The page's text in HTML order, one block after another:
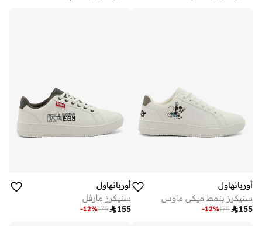
أوربانهاول
سنيكرز بنمط ميكي ماوس
155
175
-12%
أوربانهاول
سنيكرز مارفل
155
175
-12%